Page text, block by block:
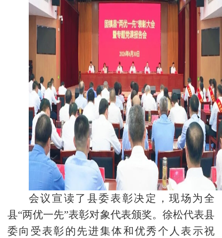
会议宣读了县委表彰决定，现场为全
县“两优一先”表彰对象代表颁奖。徐松代表县
委向受表彰的先进集体和优秀个人表示祝